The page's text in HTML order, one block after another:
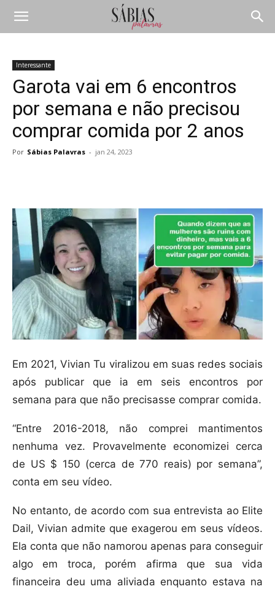
Interessante
Garota vai em 6 encontros
por semana e não precisou
comprar comida por 2 anos
Por Sábias Palavras - jan 24, 2023
Em 2021, Vivian Tu viralizou em suas redes sociais
após publicar que ia em seis encontros por
semana para que não precisasse comprar comida.
“Entre 2016-2018, não comprei mantimentos
nenhuma vez. Provavelmente economizei cerca
de US $ 150 (cerca de 770 reais) por semana”,
conta em seu vídeo.
No entanto, de acordo com sua entrevista ao Elite
Dail, Vivian admite que exagerou em seus vídeos.
Ela conta que não namorou apenas para conseguir
algo em troca, porém afirma que sua vida
financeira deu uma aliviada enquanto estava na